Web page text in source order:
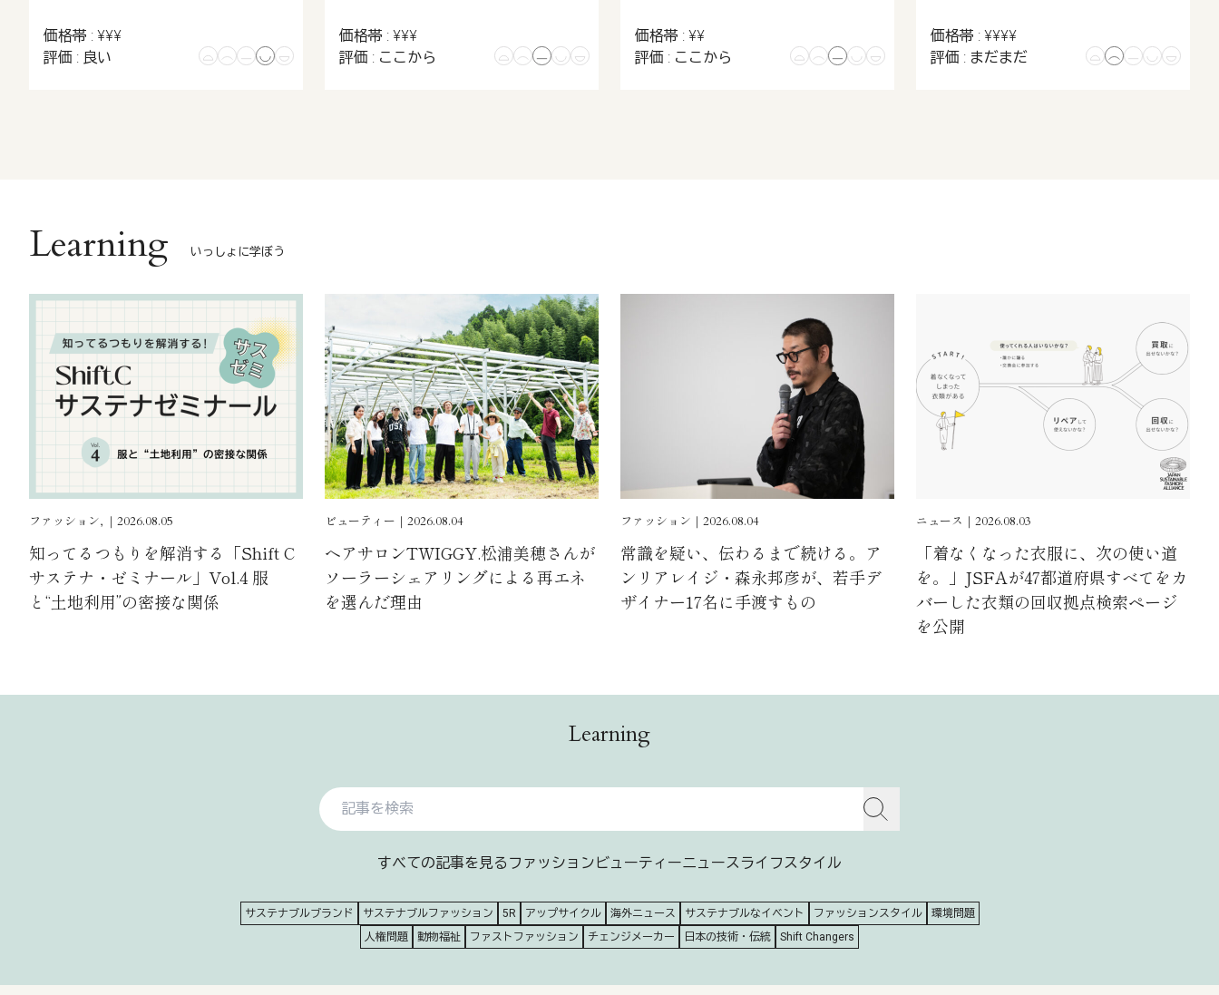
価格帯 : ¥¥¥
評価 : 良い
価格帯 : ¥¥¥
評価 : ここから
価格帯 : ¥¥
評価 : ここから
価格帯 : ¥¥¥¥
評価 : まだまだ
Learning いっしょに学ぼう
ファッション, ｜2026.08.05
知ってるつもりを解消する「Shift C
サステナ・ゼミナール」Vol.4 服
と“土地利用”の密接な関係
ビューティー｜2026.08.04
ヘアサロンTWIGGY.松浦美穂さんが
ソーラーシェアリングによる再エネ
を選んだ理由
ファッション｜2026.08.04
常識を疑い、伝わるまで続ける。ア
ンリアレイジ・森永邦彦が、若手デ
ザイナー17名に手渡すもの
ニュース｜2026.08.03
「着なくなった衣服に、次の使い道
を。」JSFAが47都道府県すべてをカ
バーした衣類の回収拠点検索ページ
を公開
Learning
すべての記事を見る ファッションビューティーニュース ライフスタイル
サステナブルブランド サステナブルファッション 5R アップサイクル 海外ニュース サステナブルなイベント ファッションスタイル
環境問題
人権問題
動物福祉 ファストファッション チェンジメーカー 日本の技術・伝統 Shift Changers